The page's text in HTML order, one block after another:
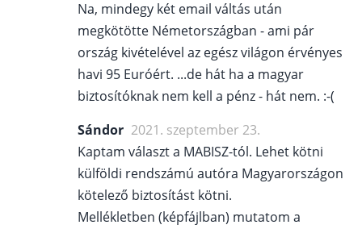
Na, mindegy két email váltás után
megkötötte Németországban - ami pár
ország kivételével az egész világon érvényes
havi 95 Euróért. ...de hát ha a magyar
biztosítóknak nem kell a pénz - hát nem. :-(
Sándor 2021. szeptember 23.
Kaptam választ a MABISZ-tól. Lehet kötni
külföldi rendszámú autóra Magyarországon
kötelező biztosítást kötni.
Mellékletben (képfájlban) mutatom a